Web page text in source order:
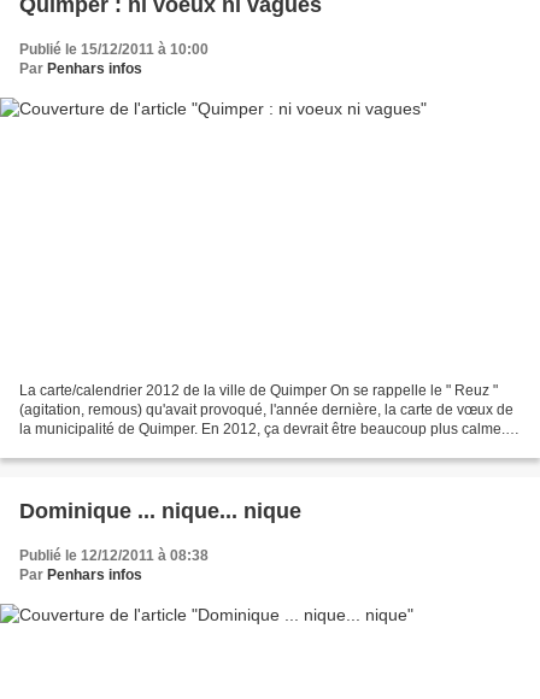
Publié le 15/12/2011 à 10:00
Par Penhars infos
La carte/calendrier 2012 de la ville de Quimper On se rappelle le " Reuz "
(agitation, remous) qu'avait provoqué, l'année dernière, la carte de vœux de
la municipalité de Quimper. En 2012, ça devrait être beaucoup plus calme.
Dominique ... nique... nique
Publié le 12/12/2011 à 08:38
Par Penhars infos